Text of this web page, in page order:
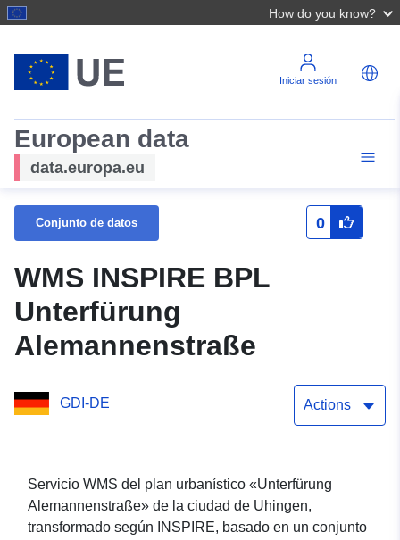
How do you know?
Iniciar sesión
European data
data.europa.eu
Conjunto de datos 0
WMS INSPIRE BPL
Unterfürung
Alemannenstraße
GDI-DE Actions
Servicio WMS del plan urbanístico «Unterfürung
Alemannenstraße» de la ciudad de Uhingen,
transformado según INSPIRE, basado en un conjunto